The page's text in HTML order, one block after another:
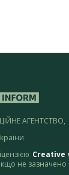
АГЕНТСТВО,
Creative
не зазначено